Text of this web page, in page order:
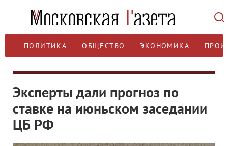
ПОЛИТИКА ОБЩЕСТВО ЭКОНОМИКА
Эксперты дали прогноз по
ставке на июньском заседании
ЦБ РФ